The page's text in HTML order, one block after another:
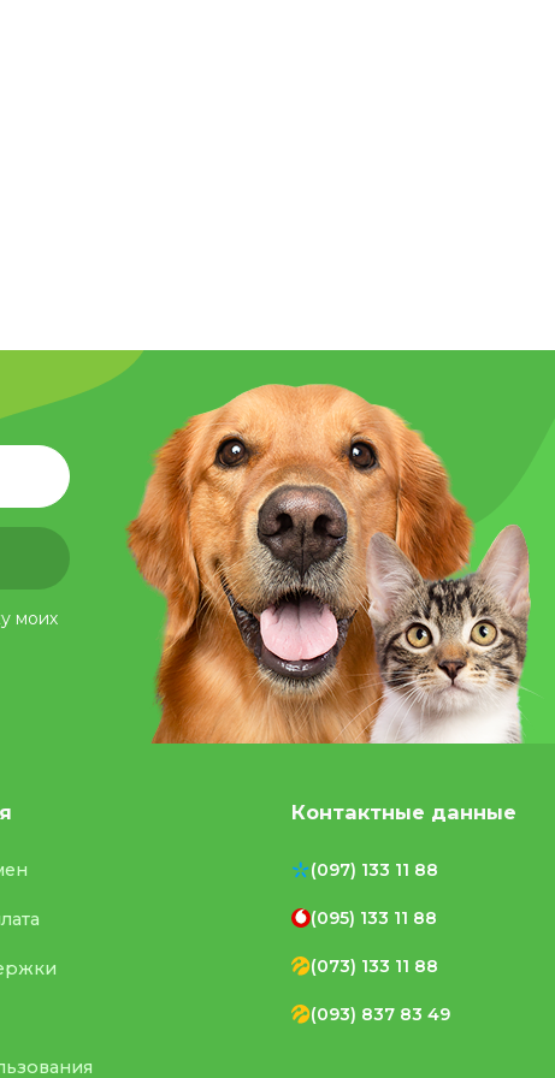
моих
Контактные данные
(097) 133 11 88
(095) 133 11 88
(073) 133 11 88
(093) 837 83 49